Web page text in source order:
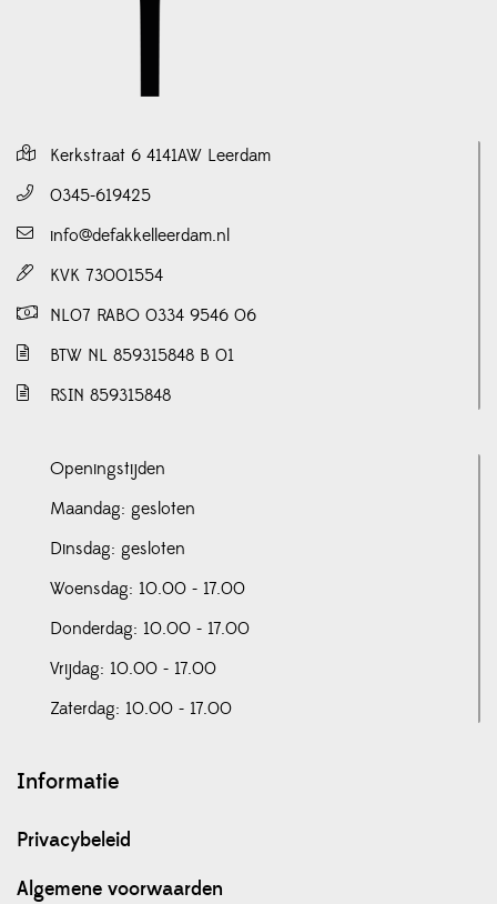
Kerkstraat 6 4141AW Leerdam
0345-619425
info@defakkelleerdam.nl
KVK 73001554
NL07 RABO 0334 9546 06
BTW NL 859315848 B 01
RSIN 859315848
Openingstijden
Maandag: gesloten
Dinsdag: gesloten
Woensdag: 10.00 - 17.00
Donderdag: 10.00 - 17.00
Vrijdag: 10.00 - 17.00
Zaterdag: 10.00 - 17.00
Informatie
Privacybeleid
Algemene voorwaarden